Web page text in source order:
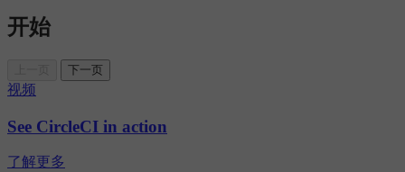
开始
下一页
视频
See CircleCI in action
了解更多